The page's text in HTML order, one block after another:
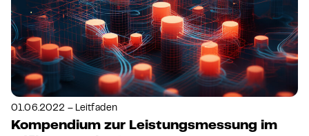
01.06.2022 – Leitfaden
Kompendium zur Leistungsmessung im